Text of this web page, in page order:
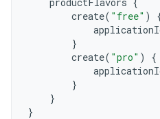
create( "free" )
}
create( "pro" )
{
}
}
}